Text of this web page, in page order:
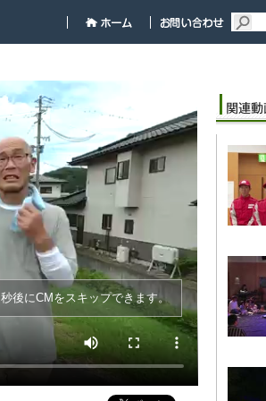
秒後にCMをスキップできます。